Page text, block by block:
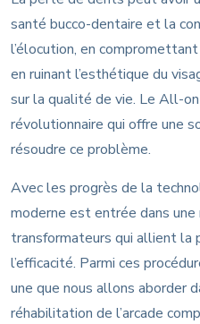
santé bucco-dentaire et la
l’élocution, en
en ruinant l’esthétique du
sur la qualité de vie. Le All-
révolutionnaire qui offre une
résoudre ce problème.
Avec les progrès de la
moderne est entrée dans
transformateurs qui allient la
l’efficacité. Parmi ces
une que nous allons aborder
réhabilitation de l’arcade